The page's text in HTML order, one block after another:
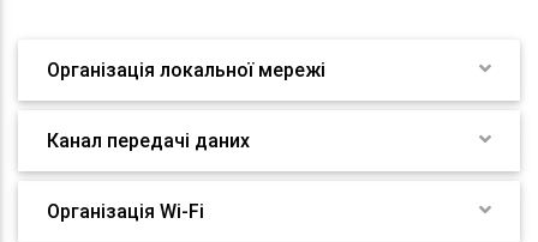
Організація локальної мережі
Канал передачі даних
Організація Wi-Fi